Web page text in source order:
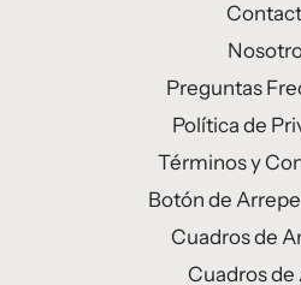
Preguntas
Política de
Términos y
Botón de
Cuadros de
Cuadros de